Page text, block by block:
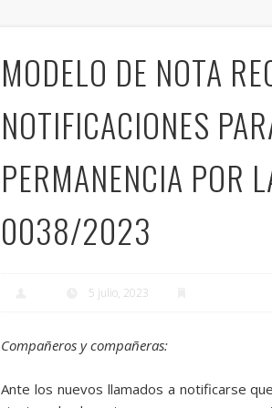
MODELO DE NOTA
NOTIFICACIONES
PERMANENCIA POR
0038/2023
5 julio, 2023
Compañeros y compañeras:
Ante los nuevos llamados a notificarse